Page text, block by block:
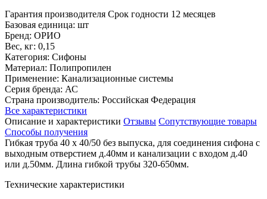
Гарантия производителя Срок годности 12 месяцев
Базовая единица: шт
Бренд: ОРИО
Вес, кг: 0,15
Категория: Сифоны
Материал: Полипропилен
Применение: Канализационные системы
Серия бренда: АС
Страна производитель: Российская Федерация
Все характеристики
Описание и характеристики Отзывы Сопутствующие товары
Способы получения
Гибкая труба 40 х 40/50 без выпуска, для соединения сифона с
выходным отверстием д.40мм и канализации с входом д.40
или д.50мм. Длина гибкой трубы 320-650мм.
Технические характеристики